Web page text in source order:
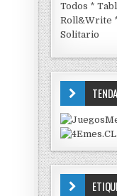
Todos *
Roll&Write
Solitario